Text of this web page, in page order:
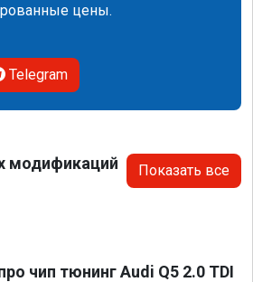
цены.
Telegram
модификаций
Показать все
чип тюнинг Audi Q5 2.0 TDI